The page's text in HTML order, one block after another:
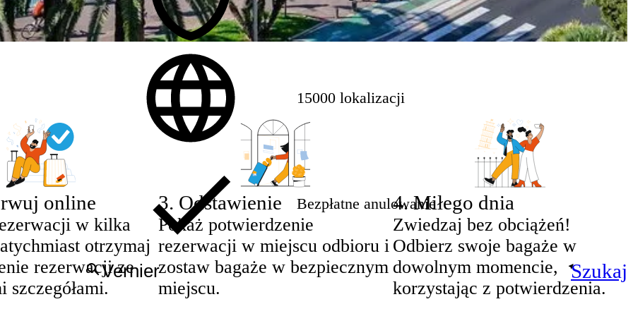
15000 lokalizacji
Bezpłatne anulowanie
Szukaj
online
w kilka
otrzymaj
rezerwacji ze
szczegółami.
3. Odstawienie
Pokaż potwierdzenie
rezerwacji w miejscu odbioru i
zostaw bagaże w bezpiecznym
miejscu.
4.Miłego dnia
Zwiedzaj bez obciążeń!
Odbierz swoje bagaże w
dowolnym momencie,
korzystając z potwierdzenia.